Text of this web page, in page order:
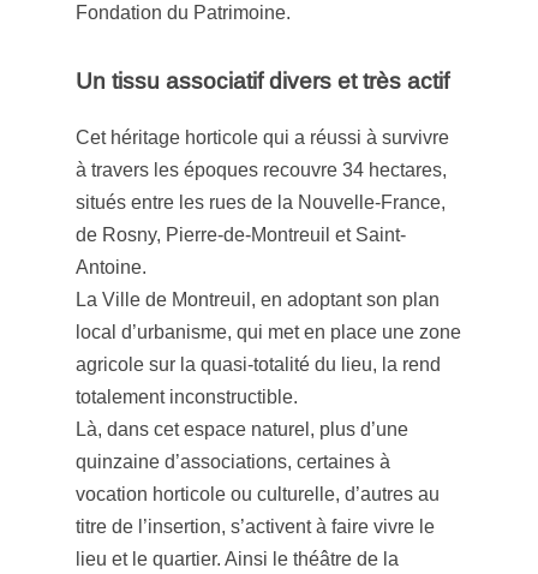
Fondation du Patrimoine.
Un tissu associatif divers et très actif
Cet héritage horticole qui a réussi à survivre
à travers les époques recouvre 34 hectares,
situés entre les rues de la Nouvelle-France,
de Rosny, Pierre-de-Montreuil et Saint-
Antoine.
La Ville de Montreuil, en adoptant son plan
local d’urbanisme, qui met en place une zone
agricole sur la quasi-totalité du lieu, la rend
totalement inconstructible.
Là, dans cet espace naturel, plus d’une
quinzaine d’associations, certaines à
vocation horticole ou culturelle, d’autres au
titre de l’insertion, s’activent à faire vivre le
lieu et le quartier. Ainsi le théâtre de la